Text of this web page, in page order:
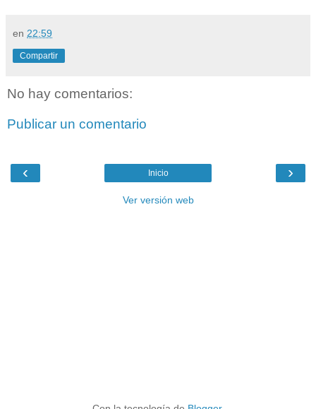
en 22:59
Compartir
No hay comentarios:
Publicar un comentario
‹ ›
Inicio
Ver versión web